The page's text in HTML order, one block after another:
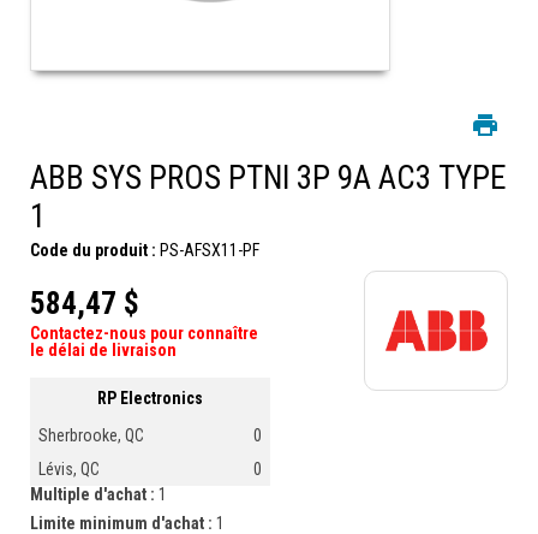
ABB SYS PROS PTNI 3P 9A AC3 TYPE
1
Code du produit : PS-AFSX11-PF
584,47 $
Contactez-nous pour connaître
le délai de livraison
RP Electronics
Sherbrooke, QC
0
Lévis, QC
0
Multiple d'achat : 1
Limite minimum d'achat : 1